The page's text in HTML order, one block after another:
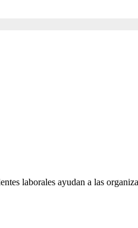
laborales ayudan a las